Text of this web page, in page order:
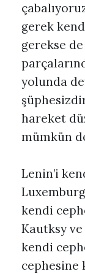
gerek
gerekse
yolunda
hareket
mümkün
Lenin’i
kendi
Kautksy ve
kendi
cephesine